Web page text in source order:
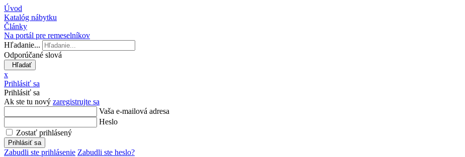
Úvod
Katalóg nábytku
Články
Na portál pre remeselníkov
Hľadanie...
Odporúčané slová
Hľadať
x
Prihlásiť sa
Prihlásiť sa
Ak ste tu nový zaregistrujte sa
Vaša e-mailová adresa
Heslo
Zostať prihlásený
Prihlásiť sa
Zabudli ste prihlásenie Zabudli ste heslo?